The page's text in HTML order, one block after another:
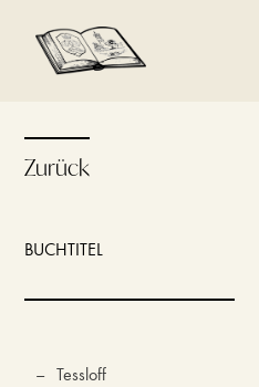
Zurück
BUCHTITEL
– Tessloff